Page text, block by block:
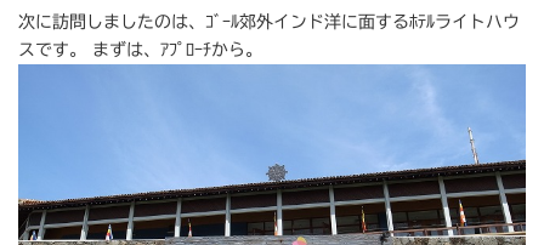
次に訪問しましたのは、ｺﾞｰﾙ郊外インド洋に面するﾎﾃﾙライトハウ
スです。 まずは、ｱﾌﾟﾛｰﾁから。